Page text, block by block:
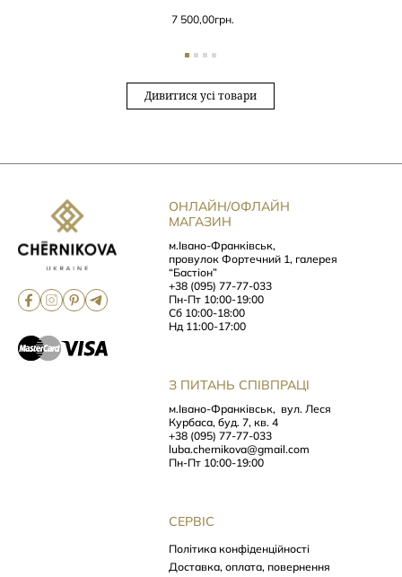
грн.
7 500,00
Дивитися усі товари
ОНЛАЙН/ОФЛАЙН
МАГАЗИН
м.Івано-Франківськ,
провулок Фортечний 1, галерея
“Бастіон”
+38 (095) 77-77-033
Пн-Пт 10:00-19:00
Сб 10:00-18:00
Нд 11:00-17:00
З ПИТАНЬ СПІВПРАЦІ
м.Івано-Франківськ, вул. Леся
Курбаса, буд. 7, кв. 4
+38 (095) 77-77-033
luba.chernikova@gmail.com
Пн-Пт 10:00-19:00
СЕРВІС
Політика конфіденційності
Доставка, оплата, повернення